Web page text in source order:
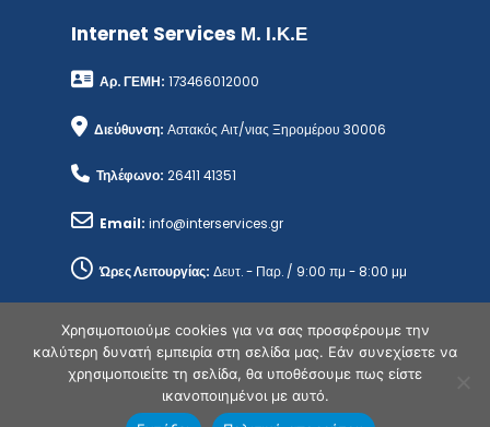
δεσμευμένα. Απαγορεύεται η χρήση, μετά ή άνευ επεξεργασίας, χωρίς
Χρησιμοποιούμε cookies για να σας προσφέρουμε την
καλύτερη δυνατή εμπειρία στη σελίδα μας. Εάν συνεχίσετε να
χρησιμοποιείτε τη σελίδα, θα υποθέσουμε πως είστε
ικανοποιημένοι με αυτό.